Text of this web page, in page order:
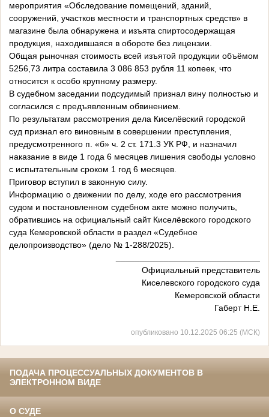
мероприятия «Обследование помещений, зданий,
сооружений, участков местности и транспортных средств» в
магазине была обнаружена и изъята спиртосодержащая
продукция, находившаяся в обороте без лицензии.
Общая рыночная стоимость всей изъятой продукции объёмом
5256,73 литра составила 3 086 853 рубля 11 копеек, что
относится к особо крупному размеру.
В судебном заседании подсудимый признал вину полностью и
согласился с предъявленным обвинением.
По результатам рассмотрения дела Киселёвский городской
суд признал его виновным в совершении преступления,
предусмотренного п. «б» ч. 2 ст. 171.3 УК РФ, и назначил
наказание в виде 1 года 6 месяцев лишения свободы условно
с испытательным сроком 1 год 6 месяцев.
Приговор вступил в законную силу.
Информацию о движении по делу, ходе его рассмотрения
судом и постановленном судебном акте можно получить,
обратившись на официальный сайт Киселёвского городского
суда Кемеровской области в раздел «Судебное
делопроизводство» (дело № 1-288/2025).
Официальный представитель
Киселевского городского суда
Кемеровской области
Габерт Н.Е.
опубликовано 10.12.2025 06:25 (МСК)
ПОДАЧА ПРОЦЕССУАЛЬНЫХ ДОКУМЕНТОВ В
ЭЛЕКТРОННОМ ВИДЕ
О СУДЕ